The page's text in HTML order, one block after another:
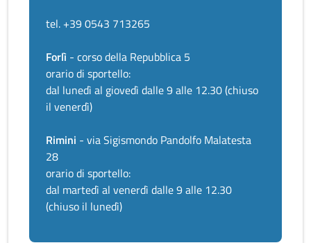
tel. +39 0543 713265
Forlì - corso della Repubblica 5
orario di sportello:
dal lunedì al giovedì dalle 9 alle 12.30 (chiuso
il venerdì)
Rimini - via Sigismondo Pandolfo Malatesta
28
orario di sportello:
dal martedì al venerdì dalle 9 alle 12.30
(chiuso il lunedì)